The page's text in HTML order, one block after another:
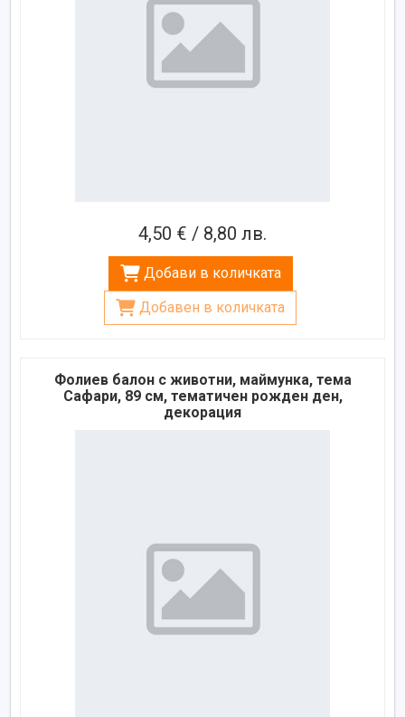
4,50 € / 8,80 лв.
Добави в количката
Добавен в количката
Фолиев балон с животни, маймунка, тема
Сафари, 89 см, тематичен рожден ден,
декорация